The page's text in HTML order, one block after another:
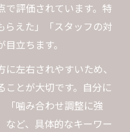
で評価されています。特
らえた」「スタッフの対
立ちます。
左右されやすいため、
ことが大切です。自分に
「噛み合わせ調整に強
など、具体的なキーワー